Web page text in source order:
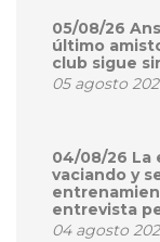
05/08/26
último
club sigue
05 agosto
04/08/26 La
vaciando y
entrevista
04 agosto